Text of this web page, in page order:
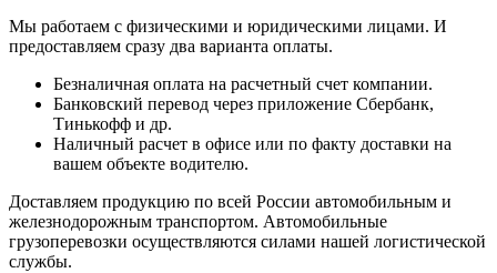
Мы работаем с физическими и юридическими лицами. И
предоставляем сразу два варианта оплаты.
Безналичная оплата на расчетный счет компании.
Банковский перевод через приложение Сбербанк,
Тинькофф и др.
Наличный расчет в офисе или по факту доставки на
вашем объекте водителю.
Доставляем продукцию по всей России автомобильным и
железнодорожным транспортом. Автомобильные
грузоперевозки осуществляются силами нашей логистической
службы.